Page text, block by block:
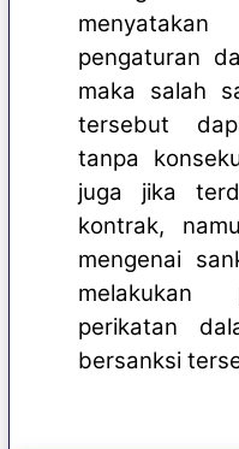
pengaturan
maka salah
tersebut
tanpa
juga jika
kontrak,
mengenai
melakukan
perikatan
bersanksi